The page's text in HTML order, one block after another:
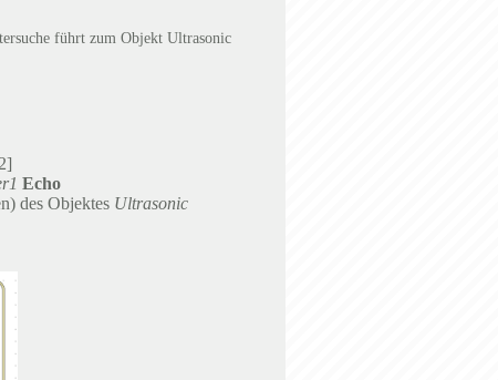
führt zum Objekt Ultrasonic
Echo
des Objektes Ultrasonic